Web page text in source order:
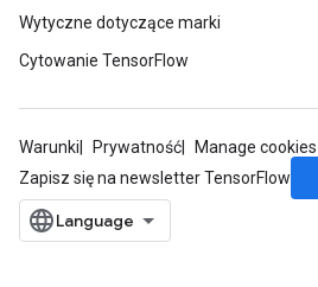
Wytyczne dotyczące marki
Cytowanie TensorFlow
Warunki Prywatność
Manage cookies
Zapisz się na newsletter TensorFlow